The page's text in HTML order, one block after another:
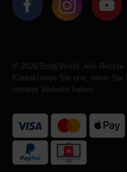
© 2026 BodyWorld. Alle Rechte
Kontaktieren Sie uns, wenn Sie
unserer Website haben